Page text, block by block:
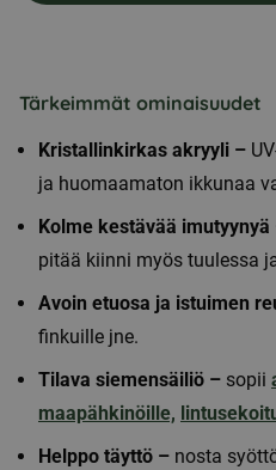
Tärkeimmät ominaisuudet
Kristallinkirkas akryyli –
ja huomaamaton ikkunaa
Kolme kestävää imutyynyä
pitää kiinni myös tuulessa
Avoin etuosa ja istuimen
finkuille jne.
Tilava siemensäiliö – sopii
maapähkinöille,
Helppo täyttö – nosta